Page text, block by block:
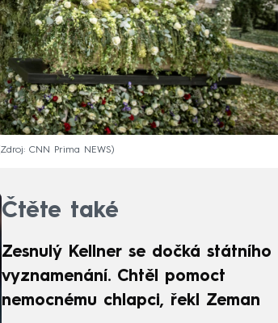
Zdroj: CNN Prima NEWS
Čtěte také
Zesnulý Kellner se dočká státního
vyznamenání. Chtěl pomoct
nemocnému chlapci, řekl Zeman